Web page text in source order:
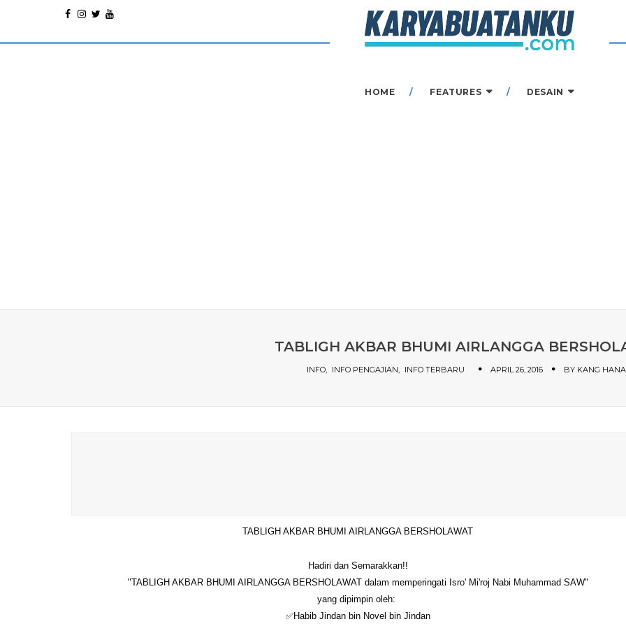
HOME FEATURES DESAIN
TABLIGH AKBAR BHUMI AIRLANGGA
INFO INFO PENGAJIAN INFO TERBARU APRIL 26, 2016 BY KANG
TABLIGH AKBAR BHUMI AIRLANGGA BERSHOLAWAT
Hadiri dan Semarakkan!!
"TABLIGH AKBAR BHUMI AIRLANGGA BERSHOLAWAT dalam memperingati Isro' Mi'roj Nabi Muhammad SAW"
yang dipimpin oleh:
✅Habib Jindan bin Novel bin Jindan